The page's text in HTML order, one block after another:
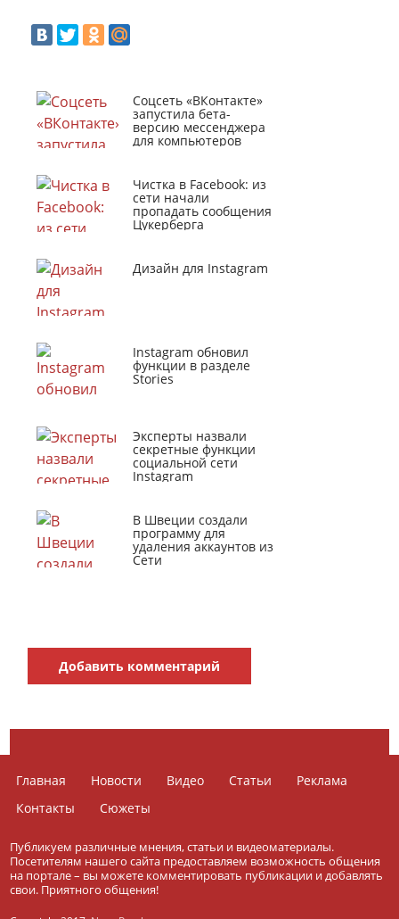
Соцсеть «ВКонтакте»
запустила бета-
версию мессенджера
для компьютеров
Чистка в Facebook: из
сети начали
пропадать сообщения
Цукерберга
Дизайн для Instagram
Instagram обновил
функции в разделе
Stories
Эксперты назвали
секретные функции
социальной сети
Instagram
В Швеции создали
программу для
удаления аккаунтов из
Сети
Добавить комментарий
Главная Новости Видео Статьи
Реклама
Контакты
Сюжеты
Публикуем различные мнения, статьи и видеоматериалы.
Посетителям нашего сайта предоставляем возможность общения
на портале – вы можете комментировать публикации и добавлять
свои. Приятного общения!